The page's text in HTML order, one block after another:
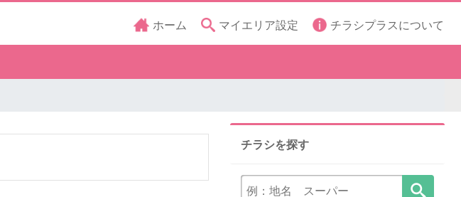
ホーム マイエリア設定 チラシプラスについて
チラシを探す